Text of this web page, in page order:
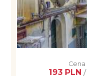
Cena
193 PLN